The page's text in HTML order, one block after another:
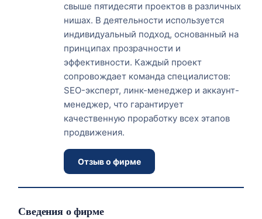
свыше пятидесяти проектов в различных
нишах. В деятельности используется
индивидуальный подход, основанный на
принципах прозрачности и
эффективности. Каждый проект
сопровождает команда специалистов:
SEO-эксперт, линк-менеджер и аккаунт-
менеджер, что гарантирует
качественную проработку всех этапов
продвижения.
Отзыв о фирме
Сведения о фирме